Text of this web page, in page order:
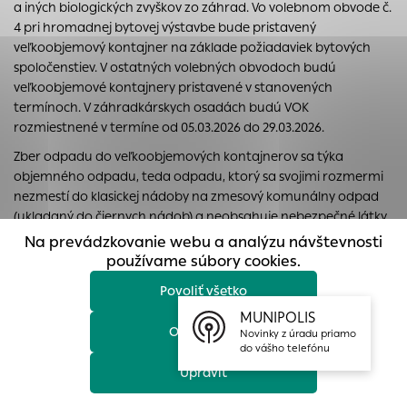
a iných biologických zvyškov zo záhrad. Vo volebnom obvode č.
4 pri hromadnej bytovej výstavbe bude pristavený
veľkoobjemový kontajner na základe požiadaviek bytových
spoločenstiev. V ostatných volebných obvodoch budú
veľkoobjemové kontajnery pristavené v stanovených
termínoch. V záhradkárskych osadách budú VOK
rozmiestnené v termíne od 05.03.2026 do 29.03.2026.
Zber odpadu do veľkoobjemových kontajnerov sa týka
objemného odpadu, teda odpadu, ktorý sa svojimi rozmermi
nezmestí do klasickej nádoby na zmesový komunálny odpad
(ukladaný do čiernych nádob) a neobsahuje nebezpečné látky.
Objemný odpad je napríklad starý nábytok (v rozloženom
stave), koberce a podobne.
Do veľkoobjemových kontajnerov nepatrí a objemným
odpadom nie je drobný stavebný odpad (tehly, obkladačky,
betóny a pod.), biologicky rozložiteľný odpad (konáre,
pozberové zvyšky rastlín, piliny, lístie, tráva, zvyšky ovocia a
zeleniny), nebezpečný odpad (odpad s obsahom škodlivých
látok), elektroodpad (práčky) a pneumatiky (odovzdávajú sa
Na prevádzkovanie webu a analýzu návštevnosti
používame súbory cookies.
Povoliť všetko
Odmietnuť
Upraviť
prístup k zabezpečeným oblastiam webovej stránky. Bez
týchto súborov cookie nemôže web správne fungovať.
Analytické cookies
Analytické cookies pomáhajú prevádzkovateľovi stránok
pochopiť, ako návštevníci stránok stránku používajú, aby
mohol stránky optimalizovať a ponúknuť im lepšiu
skúsenosť. Všetky dáta sa zbierajú anonymne a nie je
možné ich spojiť s konkrétnou osobou.
Povoliť všetko
Uložiť nastavenia
Viac informácií
MUNIPOLIS
Novinky z úradu priamo
do vášho telefónu